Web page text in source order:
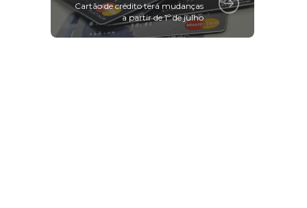
Cartão de crédito terá mudanças
a partir de 1º de julho